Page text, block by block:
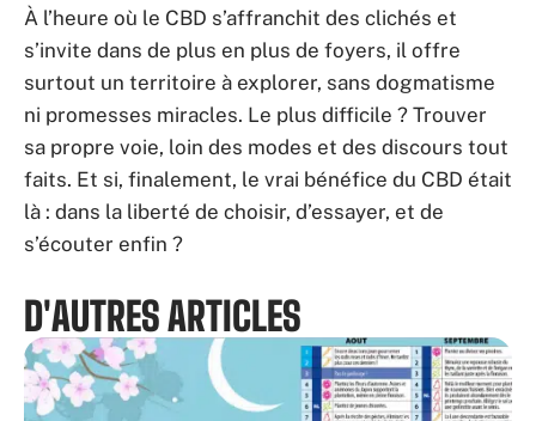
À l’heure où le CBD s’affranchit des clichés et
s’invite dans de plus en plus de foyers, il offre
surtout un territoire à explorer, sans dogmatisme
ni promesses miracles. Le plus difficile ? Trouver
sa propre voie, loin des modes et des discours tout
faits. Et si, finalement, le vrai bénéfice du CBD était
là : dans la liberté de choisir, d’essayer, et de
s’écouter enfin ?
D'AUTRES ARTICLES